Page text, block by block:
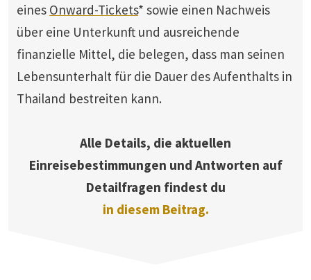
eines Onward-Tickets* sowie einen Nachweis
über eine Unterkunft und ausreichende
finanzielle Mittel, die belegen, dass man seinen
Lebensunterhalt für die Dauer des Aufenthalts in
Thailand bestreiten kann.
Alle Details, die aktuellen
Einreisebestimmungen und Antworten auf
Detailfragen findest du
in diesem Beitrag.